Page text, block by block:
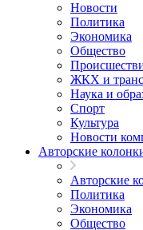
Новости
Политика
Экономика
Общество
ЖКХ и
Наука и
Спорт
Культура
Новости
Авторские
Авторские
Политика
Экономика
Общество